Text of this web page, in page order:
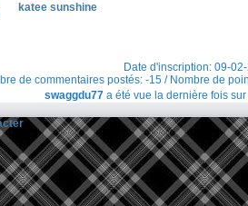
katee sunshine
Date d'inscription: 09-
de commentaires postés: -15 / Nombre de
swaggdu77a été vue la dernière fois